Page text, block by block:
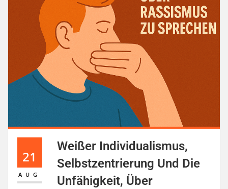
21
AUG
Weißer Individualismus,
Selbstzentrierung Und Die
Unfähigkeit, Über